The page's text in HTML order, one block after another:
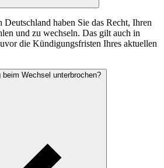
Deutschland haben Sie das Recht, Ihren
und zu wechseln. Das gilt auch in
die Kündigungsfristen Ihres aktuellen
Wechsel unterbrochen?